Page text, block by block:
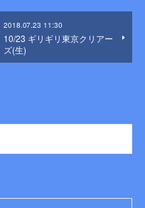
2018.07.23 11:30
10/23 ギリギリ東京クリアー
ズ(生)